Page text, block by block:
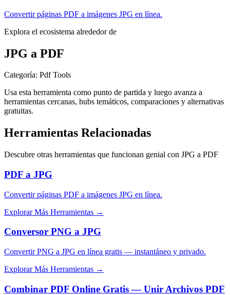
Convertir páginas PDF a imágenes JPG en línea.
Explora el ecosistema alrededor de
JPG a PDF
Categoría: Pdf Tools
Usa esta herramienta como punto de partida y luego avanza a
herramientas cercanas, hubs temáticos, comparaciones y alternativas
gratuitas.
Herramientas Relacionadas
Descubre otras herramientas que funcionan genial con JPG a PDF
PDF a JPG
Convertir páginas PDF a imágenes JPG en línea.
Explorar Más Herramientas →
Conversor PNG a JPG
Convertir PNG a JPG en línea gratis — instantáneo y privado.
Explorar Más Herramientas →
Combinar PDF Online Gratis — Unir Archivos PDF